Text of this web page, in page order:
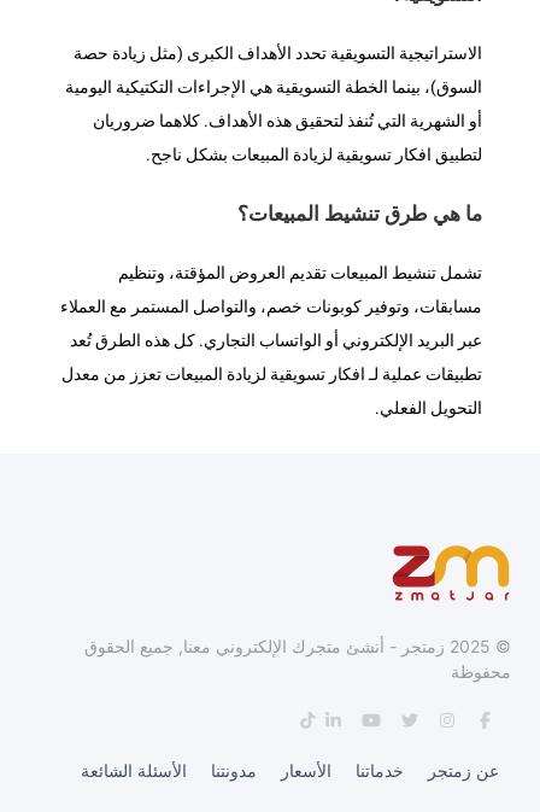
الاستراتيجية التسويقية تحدد الأهداف الكبرى (مثل زيادة حصة
السوق)، بينما الخطة التسويقية هي الإجراءات التكتيكية اليومية
أو الشهرية التي تُنفذ لتحقيق هذه الأهداف. كلاهما ضروريان
لتطبيق افكار تسويقية لزيادة المبيعات بشكل ناجح.
ما هي طرق تنشيط المبيعات؟
تشمل تنشيط المبيعات تقديم العروض المؤقتة، وتنظيم
مسابقات، وتوفير كوبونات خصم، والتواصل المستمر مع العملاء
عبر البريد الإلكتروني أو الواتساب التجاري. كل هذه الطرق تُعد
تطبيقات عملية لـ افكار تسويقية لزيادة المبيعات تعزز من معدل
التحويل الفعلي.
© 2025 زمتجر - أنشئ متجرك الإلكتروني معنا, جميع الحقوق
محفوظة
عن زمتجر خدماتنا الأسعار مدونتنا الأسئلة الشائعة